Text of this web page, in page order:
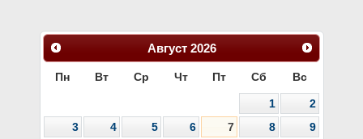
Август 2026
Пн Вт Ср Чт Пт Сб Вс
1
2
3
4 5 6 7 8
9